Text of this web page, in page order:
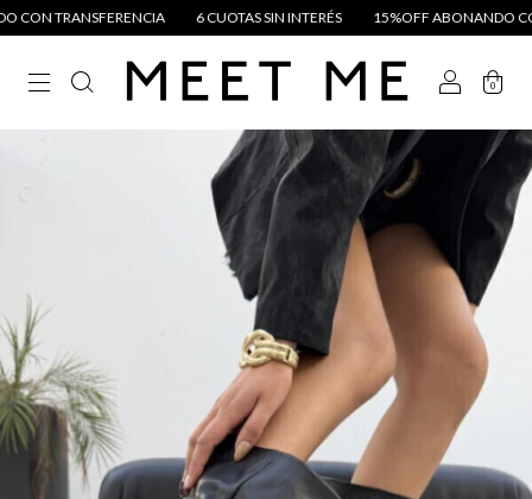
6 CUOTAS SIN INTERÉS 15%OFF ABONANDO CON
0